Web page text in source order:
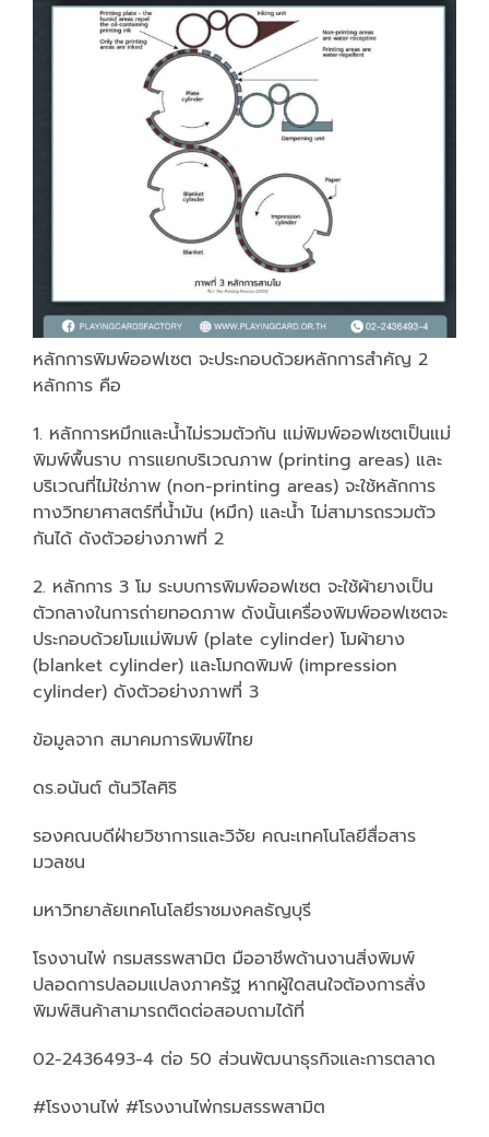
หลักการพิมพ์ออฟเซต จะประกอบด้วยหลักการสำคัญ 2
หลักการ คือ
1. หลักการหมึกและน้ำไม่รวมตัวกัน แม่พิมพ์ออฟเซตเป็นแม่
พิมพ์พื้นราบ การแยกบริเวณภาพ (printing areas) และ
บริเวณที่ไม่ใช่ภาพ (non-printing areas) จะใช้หลักการ
ทางวิทยาศาสตร์ที่น้ำมัน (หมึก) และน้ำ ไม่สามารถรวมตัว
กันได้ ดังตัวอย่างภาพที่ 2
2. หลักการ 3 โม ระบบการพิมพ์ออฟเซต จะใช้ผ้ายางเป็น
ตัวกลางในการถ่ายทอดภาพ ดังนั้นเครื่องพิมพ์ออฟเซตจะ
ประกอบด้วยโมแม่พิมพ์ (plate cylinder) โมผ้ายาง
(blanket cylinder) และโมกดพิมพ์ (impression
cylinder) ดังตัวอย่างภาพที่ 3
ข้อมูลจาก สมาคมการพิมพ์ไทย
ดร.อนันต์ ตันวิไลศิริ
รองคณบดีฝ่ายวิชาการและวิจัย คณะเทคโนโลยีสื่อสาร
มวลชน
มหาวิทยาลัยเทคโนโลยีราชมงคลธัญบุรี
โรงงานไพ่ กรมสรรพสามิต มืออาชีพด้านงานสิ่งพิมพ์
ปลอดการปลอมแปลงภาครัฐ หากผู้ใดสนใจต้องการสั่ง
พิมพ์สินค้าสามารถติดต่อสอบถามได้ที่
02-2436493-4 ต่อ 50 ส่วนพัฒนาธุรกิจและการตลาด
#โรงงานไพ่ #โรงงานไพ่กรมสรรพสามิต